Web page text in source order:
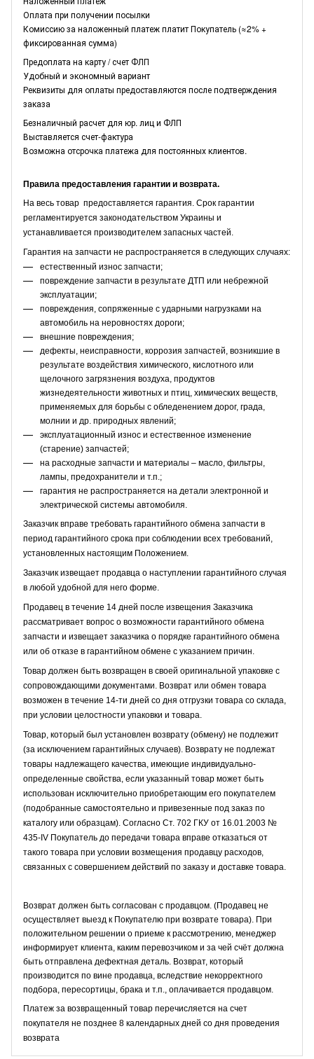
Оплата при получении посылки
Комиссию за наложенный платеж платит Покупатель (≈2% +
фиксированная сумма)
Предоплата на карту / счет ФЛП
Удобный и экономный вариант
Реквизиты для оплаты предоставляются после подтверждения
заказа
Безналичный расчет для юр. лиц и ФЛП
Выставляется счет-фактура
Возможна отсрочка платежа для постоянных клиентов.
Правила предоставления гарантии и возврата.
На весь товар предоставляется гарантия. Срок гарантии
регламентируется законодательством Украины и
устанавливается производителем запасных частей.
Гарантия на запчасти не распространяется в следующих случаях:
естественный износ запчасти;
повреждение запчасти в результате ДТП или небрежной
эксплуатации;
повреждения, сопряженные с ударными нагрузками на
автомобиль на неровностях дороги;
внешние повреждения;
дефекты, неисправности, коррозия запчастей, возникшие в
результате воздействия химического, кислотного или
щелочного загрязнения воздуха, продуктов
жизнедеятельности животных и птиц, химических веществ,
применяемых для борьбы с обледенением дорог, града,
молнии и др. природных явлений;
эксплуатационный износ и естественное изменение
(старение) запчастей;
на расходные запчасти и материалы – масло, фильтры,
лампы, предохранители и т.п.;
гарантия не распространяется на детали электронной и
электрической системы автомобиля.
Заказчик вправе требовать гарантийного обмена запчасти в
период гарантийного срока при соблюдении всех требований,
установленных настоящим Положением.
Заказчик извещает продавца о наступлении гарантийного случая
в любой удобной для него форме.
Продавец в течение 14 дней после извещения Заказчика
рассматривает вопрос о возможности гарантийного обмена
запчасти и извещает заказчика о порядке гарантийного обмена
или об отказе в гарантийном обмене с указанием причин.
Товар должен быть возвращен в своей оригинальной упаковке с
сопровождающими документами. Возврат или обмен товара
возможен в течение 14-ти дней со дня отгрузки товара со склада,
при условии целостности упаковки и товара.
Товар, который был установлен возврату (обмену) не подлежит
(за исключением гарантийных случаев). Возврату не подлежат
товары надлежащего качества, имеющие индивидуально-
определенные свойства, если указанный товар может быть
использован исключительно приобретающим его покупателем
(подобранные самостоятельно и привезенные под заказ по
каталогу или образцам). Согласно Ст. 702 ГКУ от 16.01.2003 №
435-IV Покупатель до передачи товара вправе отказаться от
такого товара при условии возмещения продавцу расходов,
связанных с совершением действий по заказу и доставке товара.
Возврат должен быть согласован с продавцом. (Продавец не
осуществляет выезд к Покупателю при возврате товара). При
положительном решении о приеме к рассмотрению, менеджер
информирует клиента, каким перевозчиком и за чей счёт должна
быть отправлена дефектная деталь. Возврат, который
производится по вине продавца, вследствие некорректного
подбора, пересортицы, брака и т.п., оплачивается продавцом.
Платеж за возвращенный товар перечисляется на счет
покупателя не позднее 8 календарных дней со дня проведения
возврата